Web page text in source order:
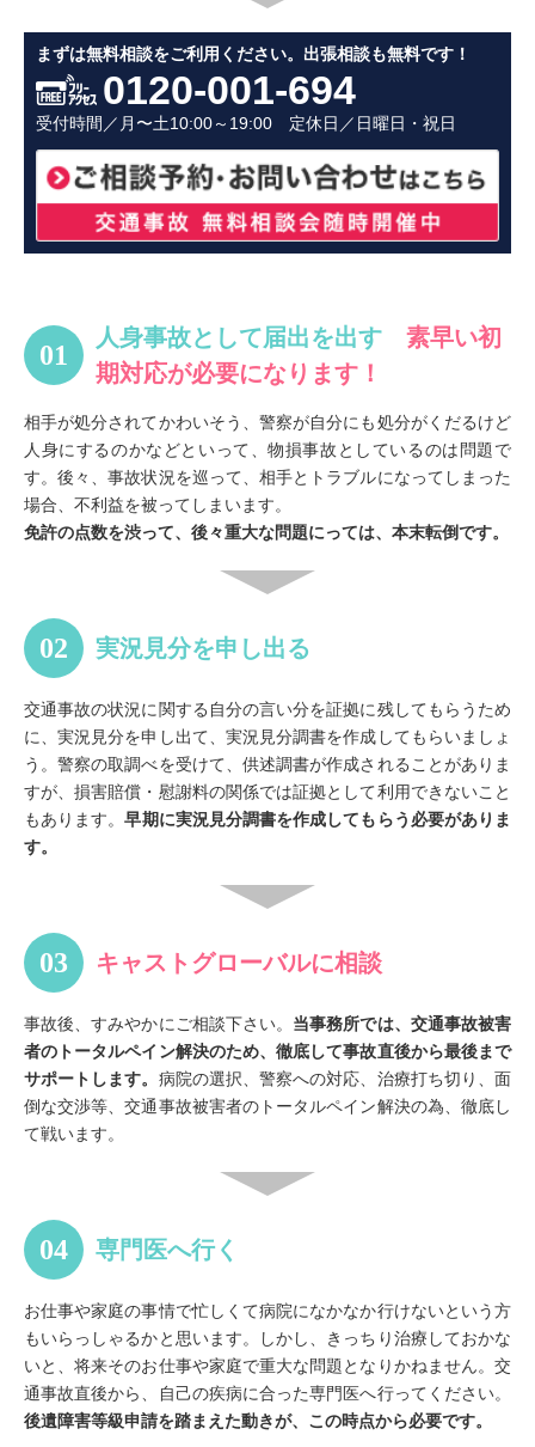
まずは無料相談をご利用ください。出張相談も無料です！
0120-001-694
受付時間／月〜土10:00～19:00 定休日／日曜日・祝日
人身事故として届出を出す
素早い初
期対応が必要になります！
相手が処分されてかわいそう、警察が自分にも処分がくだるけど
人身にするのかなどといって、物損事故としているのは問題で
す。後々、事故状況を巡って、相手とトラブルになってしまった
場合、不利益を被ってしまいます。
免許の点数を渋って、後々重大な問題にっては、本末転倒です。
実況見分を申し出る
交通事故の状況に関する自分の言い分を証拠に残してもらうため
に、実況見分を申し出て、実況見分調書を作成してもらいましょ
う。警察の取調べを受けて、供述調書が作成されることがありま
すが、損害賠償・慰謝料の関係では証拠として利用できないこと
もあります。早期に実況見分調書を作成してもらう必要がありま
す。
キャストグローバルに相談
事故後、すみやかにご相談下さい。 当事務所では、交通事故被害
者のトータルペイン解決のため、徹底して事故直後から最後まで
サポートします。 病院の選択、警察への対応、治療打ち切り、面
倒な交渉等、交通事故被害者のトータルペイン解決の為、徹底し
て戦います。
専門医へ行く
お仕事や家庭の事情で忙しくて病院になかなか行けないという方
もいらっしゃるかと思います。しかし、きっちり治療しておかな
いと、将来そのお仕事や家庭で重大な問題となりかねません。交
通事故直後から、自己の疾病に合った専門医へ行ってください。
後遺障害等級申請を踏まえた動きが、この時点から必要です。